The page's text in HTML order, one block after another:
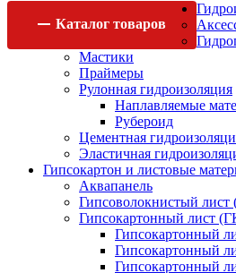
Каталог товаров
Мастики
Праймеры
Рулонная гидроизоляция
Наплавляемые
Рубероид
Цементная
Эластичная
Гипсокартон и листовые
Аквапанель
Гипсоволокнистый
Гипсокартонный лист
Гипсокартонный
Гипсокартонный
Гипсокартонный